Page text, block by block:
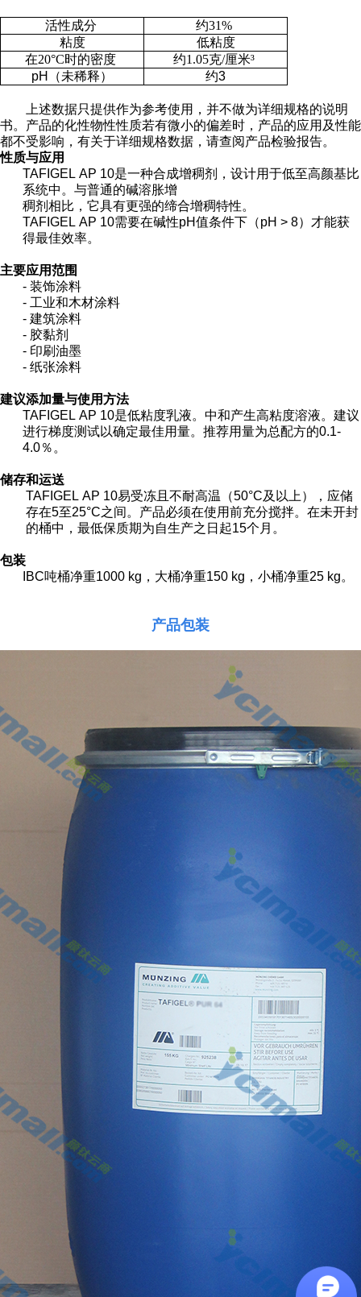
活性成分
约31%
粘度
低粘度
在20°C时的密度
约1.05克/厘米³
pH（未稀释）
约3
上述数据只提供作为参考使用，并不做为详细规格的说明
书。产品的化性物性性质若有微小的偏差时，产品的应用及性能
都不受影响，有关于详细规格数据，请查阅产品检验报告。
性质与应用
TAFIGEL AP 10是一种合成增稠剂，设计用于低至高颜基比
系统中。与普通的碱溶胀增
稠剂相比，它具有更强的缔合增稠特性。
TAFIGEL AP 10需要在碱性pH值条件下（pH > 8）才能获
得最佳效率。
主要应用范围
- 装饰涂料
- 工业和木材涂料
- 建筑涂料
- 胶黏剂
- 印刷油墨
- 纸张涂料
建议添加量与使用方法
TAFIGEL AP 10是低粘度乳液。中和产生高粘度溶液。建议
进行梯度测试以确定最佳用量。推荐用量为总配方的0.1-
4.0％。
储存和运送
TAFIGEL AP 10易受冻且不耐高温（50°C及以上），应储
存在5至25°C之间。产品必须在使用前充分搅拌。在未开封
的桶中，最低保质期为自生产之日起15个月。
包装
IBC吨桶净重1000 kg，大桶净重150 kg，小桶净重25 kg。
产品包装